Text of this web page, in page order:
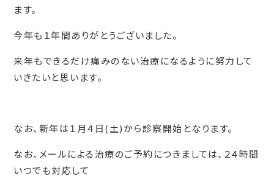
ます。
今年も１年間ありがとうございました。
来年もできるだけ痛みのない治療になるように努力して
いきたいと思います。
なお、新年は１月４日(土)から診察開始となります。
なお、メールによる治療のご予約につきましては、２４時間
いつでも対応して